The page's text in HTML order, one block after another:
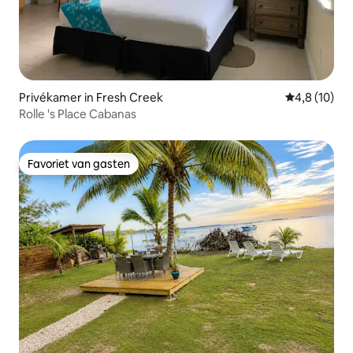
Privékamer in Fresh Creek
4,8 (10)
Rolle 's Place Cabanas
Favoriet van gasten
Favoriet van gasten